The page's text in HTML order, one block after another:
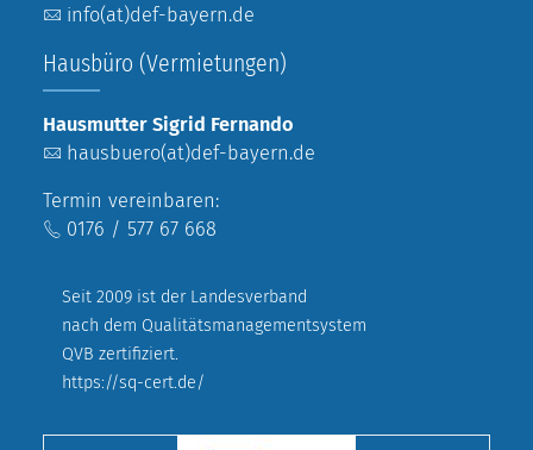
info(at)def-bayern.de
Hausbüro (Vermietungen)
Hausmutter Sigrid Fernando
hausbuero(at)def-bayern.de
Termin vereinbaren:
0176 / 577 67 668
Seit 2009 ist der Landesverband
nach dem Qualitätsmanagementsystem
QVB zertifiziert.
https://sq-cert.de/